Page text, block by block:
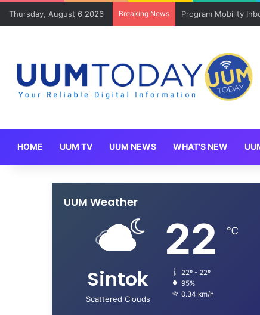
Thursday, August 6 2026 Breaking News Program Mobility
HOME UUM TV UUM NEWS WHAT’S NEW
UUM Weather
Sintok
Scattered Clouds
22 ℃
22º - 22º
95%
0.34 km/h